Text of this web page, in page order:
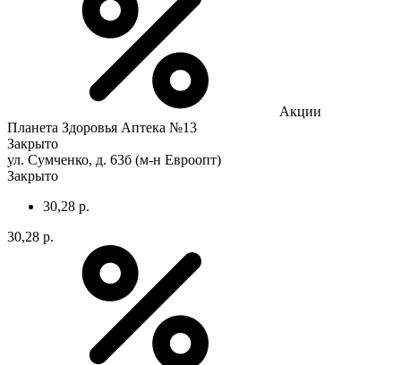
Акции
Планета Здоровья Аптека №13
Закрыто
ул. Сумченко, д. 63б (м-н Евроопт)
Закрыто
30,28 р.
30,28 р.